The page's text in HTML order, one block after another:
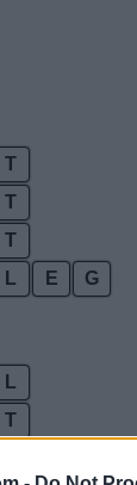
T
T
T
L E G
L
T